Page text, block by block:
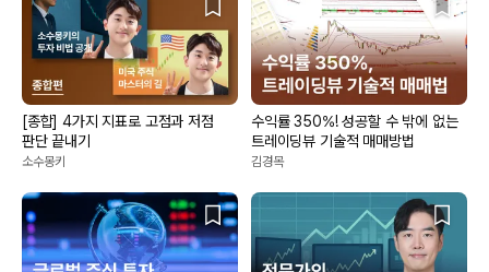
[종합] 4가지 지표로 고점과 저점
판단 끝내기
소수몽키
수익률 350%! 성공할 수 밖에 없는
트레이딩뷰 기술적 매매방법
김경목